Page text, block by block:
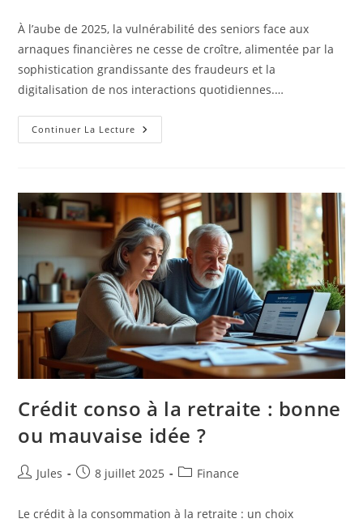
la
publication :
À l’aube de 2025, la vulnérabilité des seniors face aux
arnaques financières ne cesse de croître, alimentée par la
sophistication grandissante des fraudeurs et la
digitalisation de nos interactions quotidiennes.…
Continuer La Lecture Comment
Éviter
On
Est
Senior
?
Crédit conso à la retraite : bonne
ou mauvaise idée ?
Auteur/autrice
la
Jules
Publication
8 juillet 2025
PostFinance
Le crédit à la consommation à la retraite : un choix